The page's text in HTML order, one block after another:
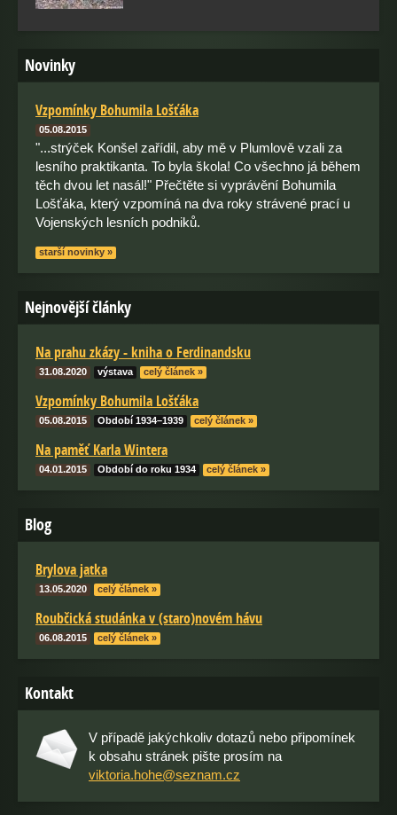
Novinky
Vzpomínky Bohumila Lošťáka
05.08.2015
"...strýček Konšel zařídil, aby mě v Plumlově vzali za
lesního praktikanta. To byla škola! Co všechno já během
těch dvou let nasál!" Přečtěte si vyprávění Bohumila
Lošťáka, který vzpomíná na dva roky strávené prací u
Vojenských lesních podniků.
starší novinky »
Nejnovější články
Na prahu zkázy - kniha o Ferdinandsku
31.08.2020 výstava celý článek »
Vzpomínky Bohumila Lošťáka
05.08.2015 Období 1934–1939 celý článek »
Na paměť Karla Wintera
04.01.2015 Období do roku 1934 celý článek »
Blog
Brylova jatka
13.05.2020 celý článek »
Roubčická studánka v (staro)novém hávu
06.08.2015 celý článek »
Kontakt
V případě jakýchkoliv dotazů nebo připomínek
k obsahu stránek pište prosím na
viktoria.hohe@seznam.cz